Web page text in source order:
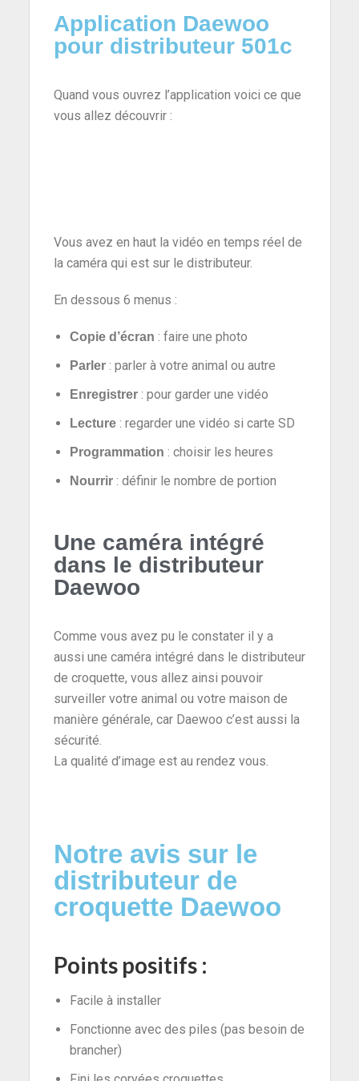
Application Daewoo
pour distributeur 501c
Quand vous ouvrez l’application voici ce que
vous allez découvrir :
Vous avez en haut la vidéo en temps réel de
la caméra qui est sur le distributeur.
En dessous 6 menus :
Copie d’écran : faire une photo
Parler: parler à votre animal ou autre
Enregistrer: pour garder une vidéo
Lecture: regarder une vidéo si carte SD
Programmation : choisir les heures
Nourrir: définir le nombre de portion
Une caméra intégré
dans le distributeur
Daewoo
Comme vous avez pu le constater il y a
aussi une caméra intégré dans le distributeur
de croquette, vous allez ainsi pouvoir
surveiller votre animal ou votre maison de
manière générale, car Daewoo c’est aussi la
sécurité.
La qualité d’image est au rendez vous.
Notre avis sur le
distributeur de
croquette Daewoo
Points positifs :
Facile à installer
Fonctionne avec des piles (pas besoin de
brancher)